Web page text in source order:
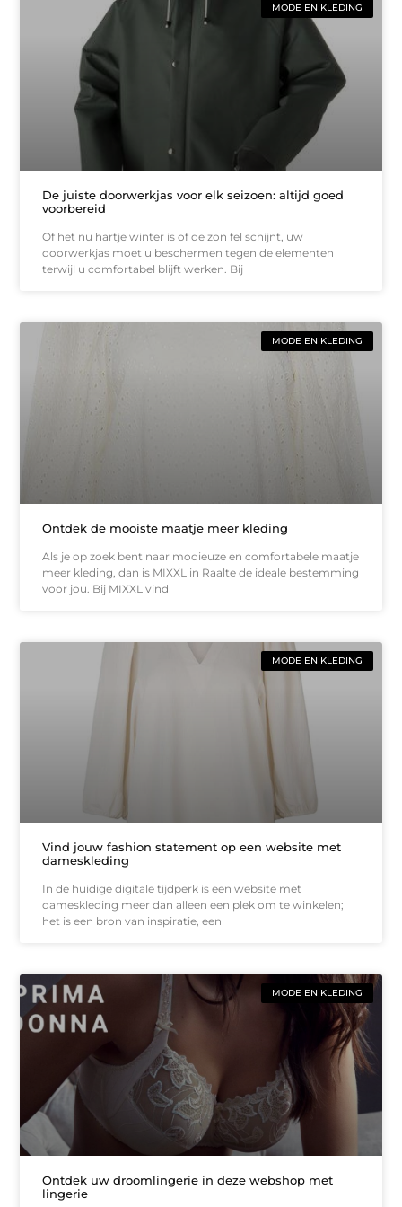
MODE EN KLEDING
De juiste doorwerkjas voor elk seizoen: altijd goed
voorbereid
Of het nu hartje winter is of de zon fel schijnt, uw
doorwerkjas moet u beschermen tegen de elementen
terwijl u comfortabel blijft werken. Bij
MODE EN KLEDING
Ontdek de mooiste maatje meer kleding
Als je op zoek bent naar modieuze en comfortabele maatje
meer kleding, dan is MIXXL in Raalte de ideale bestemming
voor jou. Bij MIXXL vind
MODE EN KLEDING
Vind jouw fashion statement op een website met
dameskleding
In de huidige digitale tijdperk is een website met
dameskleding meer dan alleen een plek om te winkelen;
het is een bron van inspiratie, een
MODE EN KLEDING
Ontdek uw droomlingerie in deze webshop met
lingerie